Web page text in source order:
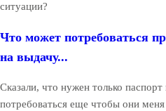
ситуации?
Что может потребоваться
на выдачу...
Сказали, что нужен только
потребоваться еще чтобы они